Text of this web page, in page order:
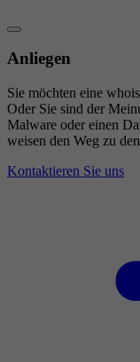
Anliegen
Sie möchten eine
Oder Sie sind der
Malware oder einen
weisen den Weg zu
Kontaktieren Sie uns